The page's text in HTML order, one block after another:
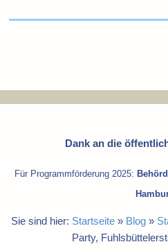
Dank an die
Für Programmförderung 2025:
Sie sind hier: Startseite» Blog»
Party,